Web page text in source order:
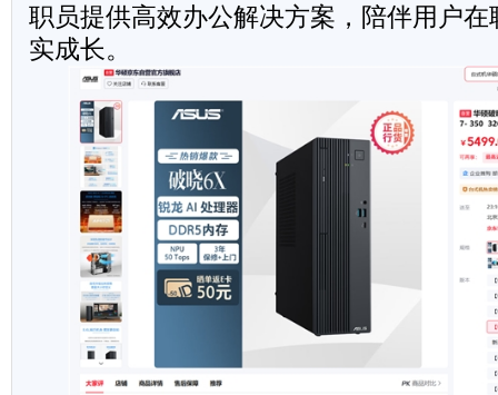
职员提供高效办公解决方案，陪伴用户
实成长。